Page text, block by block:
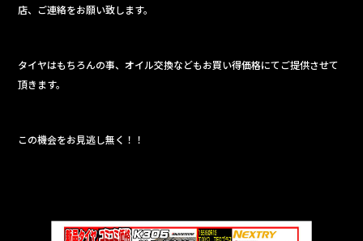
店、ご連絡をお願い致します。
タイヤはもちろんの事、オイル交換などもお買い得価格にてご提供させて
頂きます。
この機会をお見逃し無く！！